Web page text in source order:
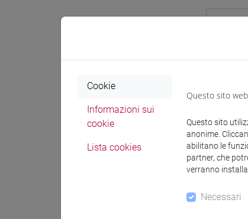
Cookie
Informazioni sui
cookie
Lista cookies
Questo sito
Questo sito
anonime.
abilitano le
partner, che
verranno
Necessari